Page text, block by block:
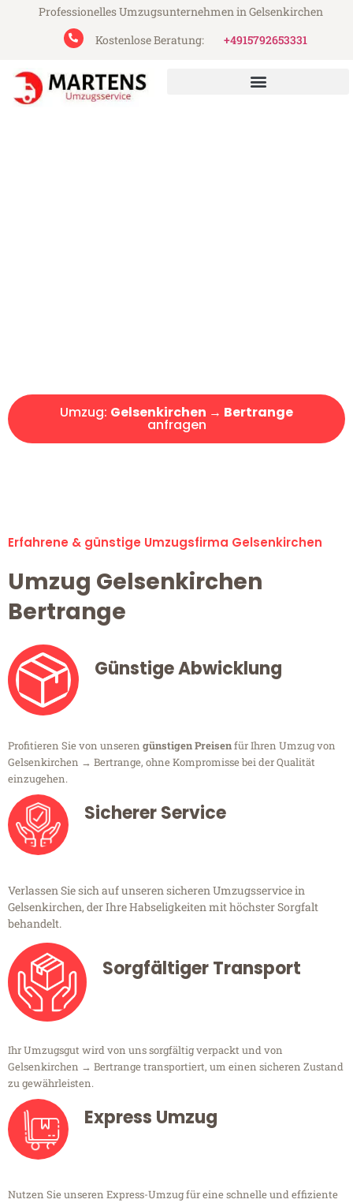
Professionelles Umzugsunternehmen in Gelsenkirchen
Kostenlose Beratung:
+4915792653331
Umzug: Gelsenkirchen → Bertrange
anfragen
Erfahrene & günstige Umzugsfirma Gelsenkirchen
Umzug Gelsenkirchen
Bertrange
Günstige Abwicklung
Profitieren Sie von unseren günstigen Preisenfür Ihren Umzug von
Gelsenkirchen → Bertrange, ohne Kompromisse bei der Qualität
einzugehen.
Sicherer Service
Verlassen Sie sich auf unseren sicheren Umzugsservice in
Gelsenkirchen, der Ihre Habseligkeiten mit höchster Sorgfalt
behandelt.
Sorgfältiger Transport
Ihr Umzugsgut wird von uns sorgfältig verpackt und von
Gelsenkirchen → Bertrange transportiert, um einen sicheren Zustand
zu gewährleisten.
Express Umzug
Nutzen Sie unseren Express-Umzug für eine schnelle und effiziente